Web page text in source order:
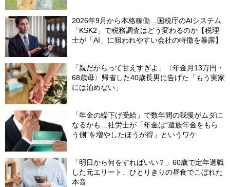
2026年9月から本格稼働…国税庁のAIシステム
「KSK2」で税務調査はどう変わるのか【税理
士が「AI」に狙われやすい会社の特徴を暴露】
「親だからって甘えすぎよ」〈年金月13万円・
68歳母〉帰省した40歳長男に告げた「もう実家
には泊めない」
「年金の繰下げ受給」で数年間の我慢がムダに
なるかも…社労士が「年金は“遺族年金をもら
う側”を増やしたほうが得」というワケ
「明日から何をすればいい？」60歳で定年退職
した元エリート、ひとりきりの昼食でこぼれた
本音